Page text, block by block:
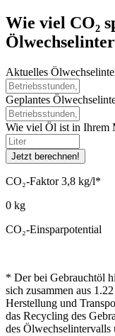
Wie viel CO₂
Aktuelles
Geplantes
Wie viel Öl ist in Ihrem
CO₂-Faktor 3,8 kg/l*
0 kg
CO₂-Einsparpotential
* Der bei Gebrauchtöl
sich zusammen aus
Herstellung und
das Recycling des
des Ölwechselintervalls